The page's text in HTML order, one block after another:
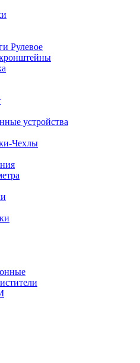
Рулевое
устройства
Чехлы